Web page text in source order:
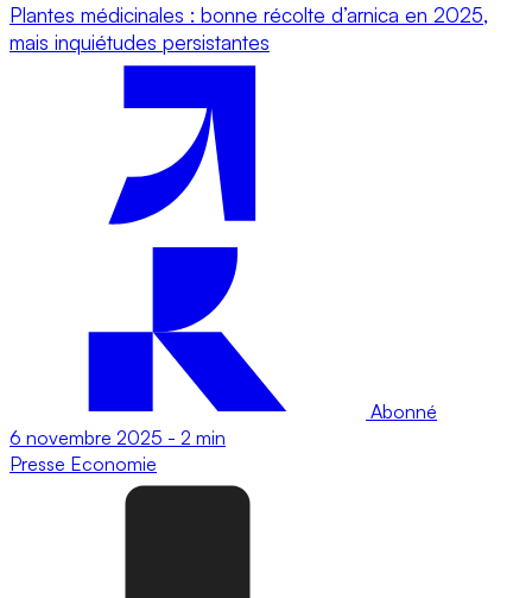
Plantes médicinales : bonne récolte d’arnica en 2025,
mais inquiétudes persistantes
Abonné
6 novembre 2025 - 2 min
Presse Economie